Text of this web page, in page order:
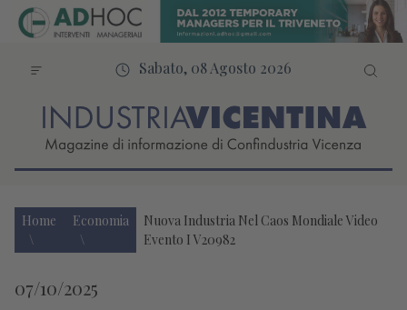
Sabato, 08 Agosto 2026
Home Economia
Nuova Industria Nel Caos Mondiale Video
Evento I V20982
07/10/2025